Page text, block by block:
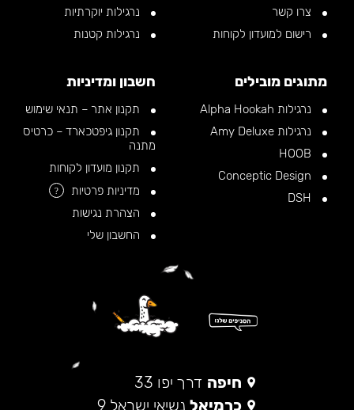
צרו קשר
רישום למועדון לקוחות
נרגילות יוקרתיות
נרגילות קטנות
מתוגים מובילים
נרגילות Alpha Hookah
נרגילות Amy Deluxe
חשבון ומדיניות
תקנון אתר – תנאי שימוש
תקנון גיפטכארד – כרטיס
מתנה
תקנון מועדון לקוחות
מדיניות פרטיות
?
הצהרת נגישות
החשבון שלי
חיפה דרך יפו 33
כרמיאל נשיאי ישראל 9